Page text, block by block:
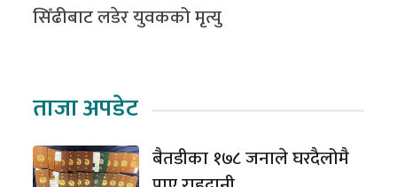
सिँढीबाट लडेर युवकको मृत्यु
ताजा अपडेट
बैतडीका १७८ जनाले घरदैलोमै